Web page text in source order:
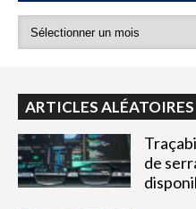
ARTICLES ALÉATOIRES
de